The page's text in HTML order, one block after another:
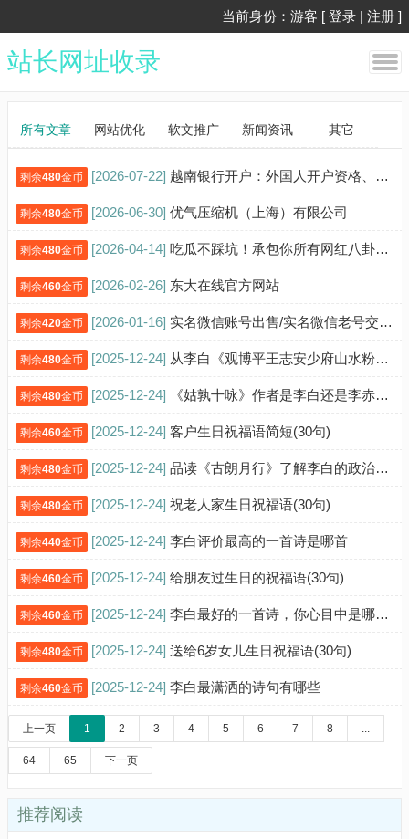
当前身份：游客 [ 登录 | 注册 ]
站长网址收录
所有文章 网站优化 软文推广 新闻资讯 其它
剩余480金币 [2026-07-22] 越南银行开户：外国人开户资格、所需文件、开户步骤及注意事项
剩余480金币 [2026-06-30] 优气压缩机（上海）有限公司
剩余480金币 [2026-04-14] 吃瓜不踩坑！承包你所有网红八卦快乐
剩余460金币 [2026-02-26] 东大在线官方网站
剩余420金币 [2026-01-16] 实名微信账号出售/实名微信老号交易/出售微信实名老号
剩余480金币 [2025-12-24] 从李白《观博平王志安少府山水粉图》诗中了解唐代水墨画的颜色特点
剩余480金币 [2025-12-24] 《姑孰十咏》作者是李白还是李赤？1000多年的悬案
剩余460金币 [2025-12-24] 客户生日祝福语简短(30句)
剩余480金币 [2025-12-24] 品读《古朗月行》了解李白的政治抱负
剩余480金币 [2025-12-24] 祝老人家生日祝福语(30句)
剩余440金币 [2025-12-24] 李白评价最高的一首诗是哪首
剩余460金币 [2025-12-24] 给朋友过生日的祝福语(30句)
剩余460金币 [2025-12-24] 李白最好的一首诗​，你心目中是哪首？
剩余480金币 [2025-12-24] 送给6岁女儿生日祝福语(30句)
剩余460金币 [2025-12-24] 李白最潇洒的诗句有哪些
上一页 1 2 3 4 5 6 7 8 ...
64 65 下一页
推荐阅读